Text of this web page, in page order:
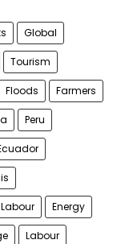
Global
Tourism
Floods Farmers
Peru
Energy
Labour